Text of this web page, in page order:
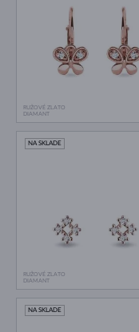
RUŽOVÉ ZLATO
DIAMANT
RUŽOVÉ ZLATO
DIAMANT
NA SKLADE
NA SKLADE